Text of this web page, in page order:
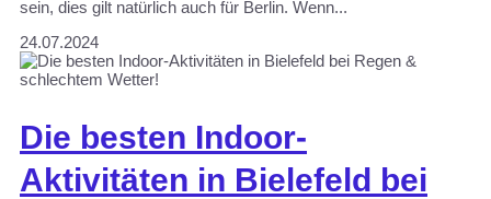
sein, dies gilt natürlich auch für Berlin. Wenn...
24.07.2024
Die besten Indoor-
Aktivitäten in Bielefeld bei